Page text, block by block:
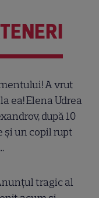
A vrut
ea! Elena Udrea
după 10
și un copil rupt
tragic al